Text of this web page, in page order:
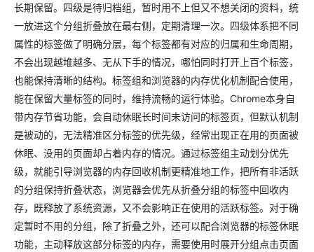
长期保留。四级是待归档组，暂时用不上但又不想关闭的资料，统
一放进这个分组折叠放在最右侧，定期清理一次。四级体系把不同
属性的标签做了明确分层，每个标签都有对应的归属和生命周期，
不会出现越堆越多、无从下手的情况，哪怕同时打开上百个标签，
也能保持清晰的结构。标签组和浏览器的内存优化机制配合使用，
能在保留大量标签的同时，维持流畅的运行体验。Chrome本身自
带内存节省功能，会自动休眠长时间未访问的标签页，但默认机制
是被动的，无法精准区分标签的优先级，经常出现正在用的页面被
休眠、没用的页面却占着内存的情况。通过标签组主动划分优先
级，就能引导浏览器的内存回收机制更精准地工作，把所有非活跃
的分组保持折叠状态，浏览器会优先从折叠分组的标签中回收内
存，既释放了系统资源，又不会影响正在使用的活跃标签。对于确
定暂时不用的分组，除了折叠之外，还可以配合浏览器的标签休眠
功能，主动释放这部分标签的内存，需要使用时展开分组点击页面